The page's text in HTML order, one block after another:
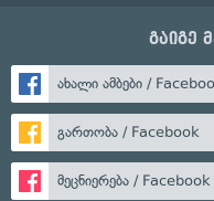
გაიგე
ახალი ამბები /
გართობა / Facebook
მეცნიერება / Facebook